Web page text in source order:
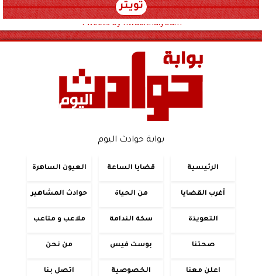
تويتر
Tweets by hwadithalyoum
بوابة حوادث اليوم
الرئيسية قضايا الساعة العيون الساهرة
أغرب القضايا من الحياة حوادث المشاهير
التعويذة سكة الندامة ملاعب و متاعب
صحتنا بوست فيس من نحن
اعلن معنا الخصوصية اتصل بنا